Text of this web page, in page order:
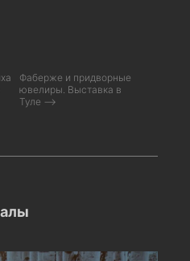
Фаберже и придворные
ювелиры. Выставка в
Туле ⟶